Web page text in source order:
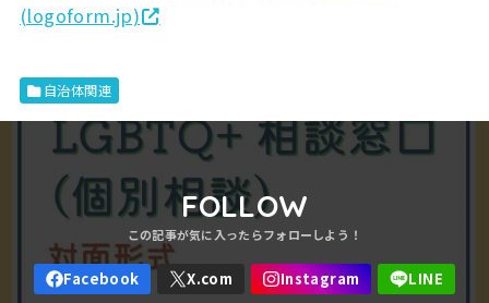
(logoform.jp)
自治体関連
FOLLOW